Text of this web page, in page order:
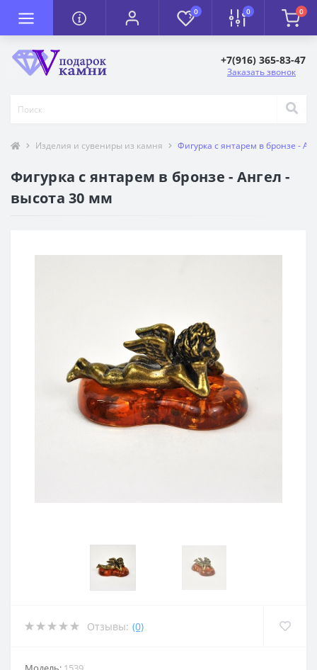
0 0 0
+7(916) 365-83-47
Заказать звонок
Изделия и сувениры из камня Фигурка с янтарем в бронзе -
Фигурка с янтарем в бронзе - Ангел -
высота 30 мм
Отзывы: (0)